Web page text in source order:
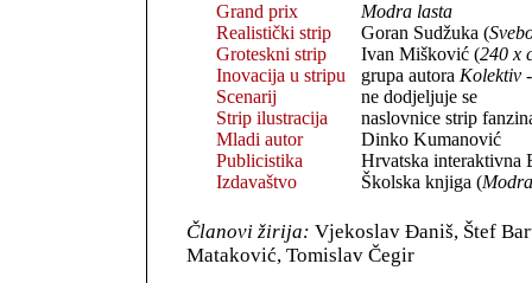
Grand prix
Realistički strip
Groteskni strip
Inovacija u stripu
Scenarij
Strip ilustracija
Mladi autor
Publicistika
Izdavaštvo
Modra lasta
Goran Sudžuka (
Ivan Mišković (240 x
grupa autora Kolektiv
ne dodjeljuje se
naslovnice strip
Dinko Kumanović
Hrvatska interaktivna
Školska knjiga (
Članovi žirija: Vjekoslav Đaniš, Štef
Mataković, Tomislav Čegir